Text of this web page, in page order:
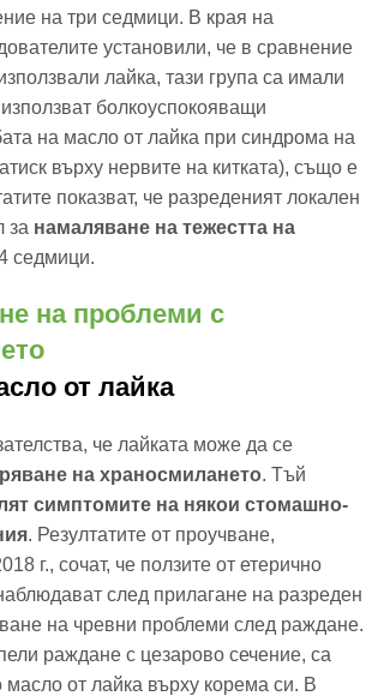
на три седмици. В края на
установили, че в сравнение
лайка, тази група са имали
болкоуспокояващи
на масло от лайка при синдрома на
върху нервите на китката), също е
показват, че разреденият локален
за намаляване на тежестта на
седмици.
на проблеми с
че лайката може да се
на храносмилането. Тъй
симптомите на някои стомашно-
. Резултатите от проучване,
г., сочат, че ползите от етерично
след прилагане на разреден
на чревни проблеми след раждане.
раждане с цезарово сечение, са
от лайка върху корема си. В